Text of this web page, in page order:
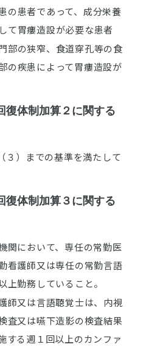
の患者であって、成分栄養
て胃瘻造設が必要な患者
部の狭窄、食道穿孔等の食
の疾患によって胃瘻造設が
復体制加算２に関する
３）までの基準を満たして
復体制加算３に関する
関において、専任の常勤医
看護師又は専任の常勤言語
上勤務していること。
師又は言語聴覚士は、内視
査又は嚥下造影の検査結果
する週１回以上のカンファ